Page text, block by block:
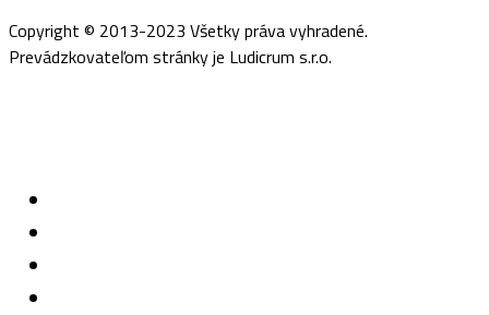
Copyright © 2013-2023 Všetky práva vyhradené.
Prevádzkovateľom stránky je Ludicrum s.r.o.